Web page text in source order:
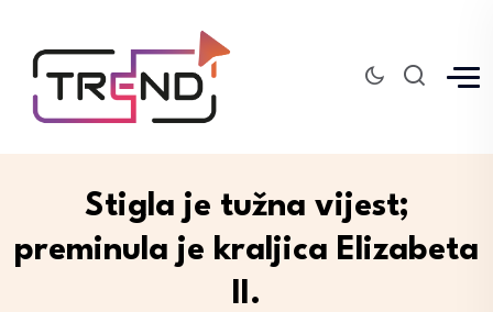
Stigla je tužna vijest;
preminula je kraljica Elizabeta
II.